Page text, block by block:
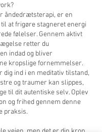
åndedrætsterapi, er en
at frigøre stagneret energi
følelser. Gennem aktivt
retter du
indad og bliver
kropslige fornemmelser.
dig ind i en meditativ tilstand,
og traumer kan slippes,
til dit autentiske selv. Oplev
og frihed gennem denne
praksis.